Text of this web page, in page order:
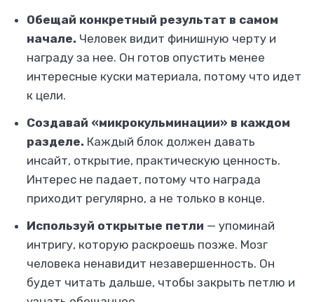
Обещай конкретный результат в самом
начале. Человек видит финишную черту и
награду за нее. Он готов опустить менее
интересные куски материала, потому что идет
к цели.
Создавай «микрокульминации» в каждом
разделе. Каждый блок должен давать
инсайт, открытие, практическую ценность.
Интерес не падает, потому что награда
приходит регулярно, а не только в конце.
Используй открытые петли — упоминай
интригу, которую раскроешь позже. Мозг
человека ненавидит незавершенность. Он
будет читать дальше, чтобы закрыть петлю и